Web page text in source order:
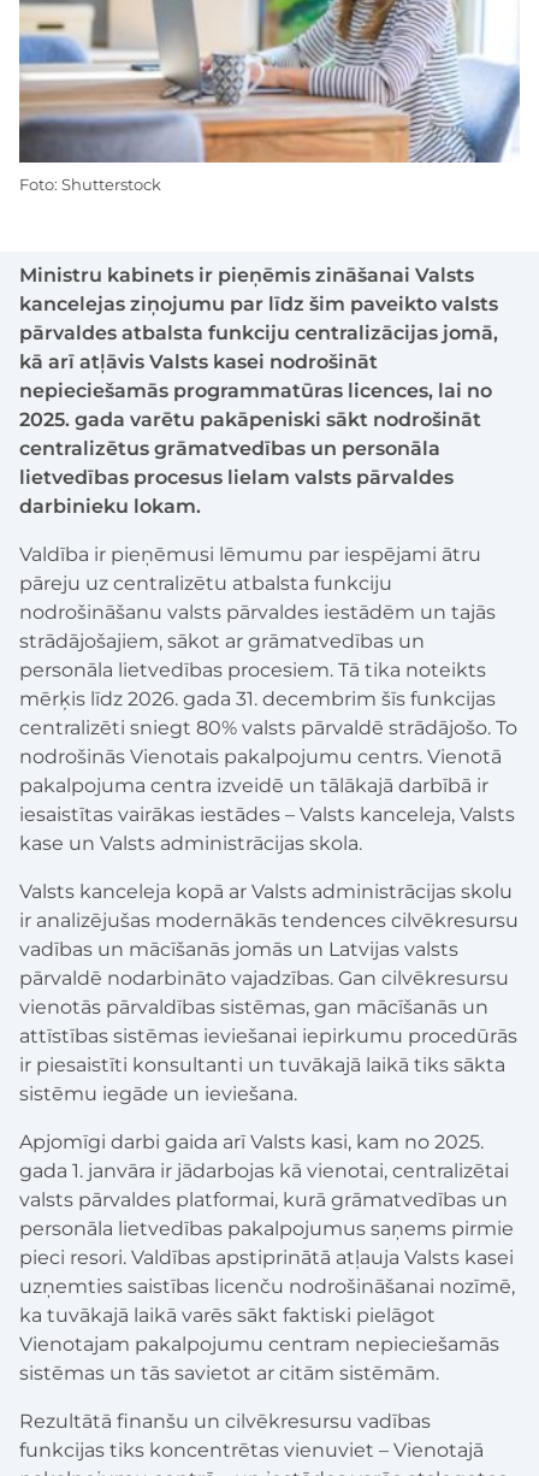
Ministru kabinets ir pieņēmis zināšanai Valsts
kancelejas ziņojumu par līdz šim paveikto valsts
pārvaldes atbalsta funkciju centralizācijas jomā,
kā arī atļāvis Valsts kasei nodrošināt
nepieciešamās programmatūras licences, lai no
2025. gada varētu pakāpeniski sākt nodrošināt
centralizētus grāmatvedības un personāla
lietvedības procesus lielam valsts pārvaldes
darbinieku lokam.
Valdība ir pieņēmusi lēmumu par iespējami ātru
pāreju uz centralizētu atbalsta funkciju
nodrošināšanu valsts pārvaldes iestādēm un tajās
strādājošajiem, sākot ar grāmatvedības un
personāla lietvedības procesiem. Tā tika noteikts
mērķis līdz 2026. gada 31. decembrim šīs funkcijas
centralizēti sniegt 80% valsts pārvaldē strādājošo. To
nodrošinās Vienotais pakalpojumu centrs. Vienotā
pakalpojuma centra izveidē un tālākajā darbībā ir
iesaistītas vairākas iestādes – Valsts kanceleja, Valsts
kase un Valsts administrācijas skola.
Valsts kanceleja kopā ar Valsts administrācijas skolu
ir analizējušas modernākās tendences cilvēkresursu
vadības un mācīšanās jomās un Latvijas valsts
pārvaldē nodarbināto vajadzības. Gan cilvēkresursu
vienotās pārvaldības sistēmas, gan mācīšanās un
attīstības sistēmas ieviešanai iepirkumu procedūrās
ir piesaistīti konsultanti un tuvākajā laikā tiks sākta
sistēmu iegāde un ieviešana.
Apjomīgi darbi gaida arī Valsts kasi, kam no 2025.
gada 1. janvāra ir jādarbojas kā vienotai, centralizētai
valsts pārvaldes platformai, kurā grāmatvedības un
personāla lietvedības pakalpojumus saņems pirmie
pieci resori. Valdības apstiprinātā atļauja Valsts kasei
uzņemties saistības licenču nodrošināšanai nozīmē,
ka tuvākajā laikā varēs sākt faktiski pielāgot
Vienotajam pakalpojumu centram nepieciešamās
sistēmas un tās savietot ar citām sistēmām.
Rezultātā finanšu un cilvēkresursu vadības
funkcijas tiks koncentrētas vienuviet – Vienotajā
Foto: Shutterstock